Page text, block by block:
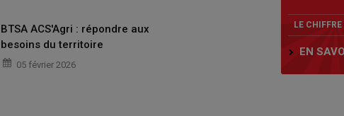
BTSA ACS'Agri : répondre aux
besoins du territoire
05 février 2026
LE CHIFFRE
EN